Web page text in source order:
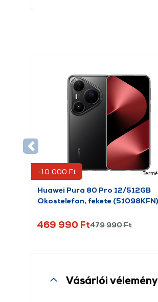
-10 000 Ft
Huawei Pura 80 Pro 12/512GB
Okostelefon, fekete (51098KFN)
469 990 Ft479 990 Ft
Vásárlói